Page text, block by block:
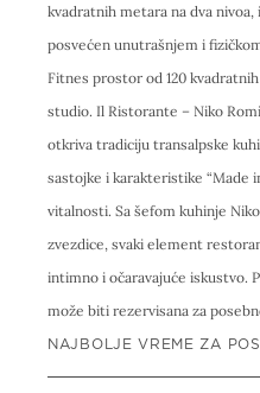
kvadratnih metara na dva
posvećen unutrašnjem i
Fitnes prostor od 120
studio. Il Ristorante – Niko
otkriva tradiciju transalpske
sastojke i karakteristike “Made
vitalnosti. Sa šefom kuhinje
zvezdice, svaki element
intimno i očaravajuće iskustvo.
može biti rezervisana za
NAJBOLJE VREME ZA